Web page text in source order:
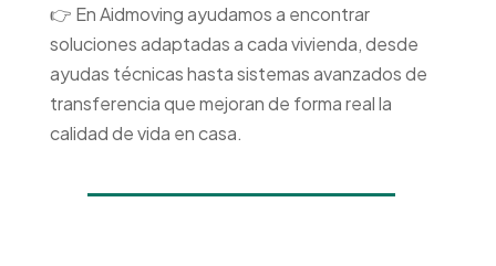
👉 En Aidmoving ayudamos a encontrar
soluciones adaptadas a cada vivienda, desde
ayudas técnicas hasta sistemas avanzados de
transferencia que mejoran de forma real la
calidad de vida en casa.